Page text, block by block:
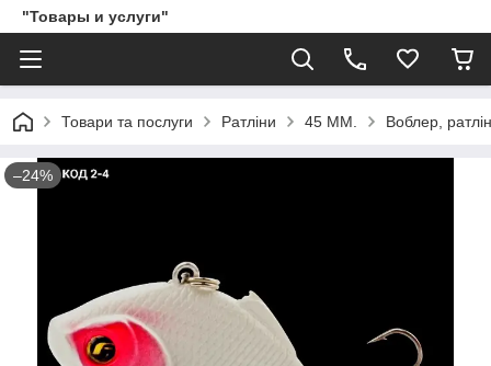
"Товары и услуги"
Товари та послуги Ратліни 45 ММ. Воблер,
–24%